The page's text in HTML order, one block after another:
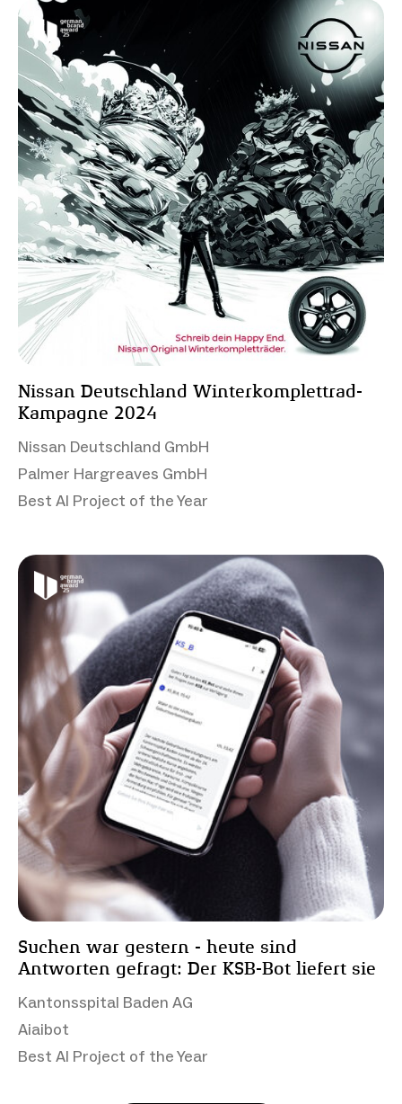
Nissan Deutschland Winterkomplettrad-
Kampagne 2024
Nissan Deutschland GmbH
Palmer Hargreaves GmbH
Best AI Project of the Year
Suchen war gestern - heute sind
Antworten gefragt: Der KSB-Bot liefert sie
Kantonsspital Baden AG
Aiaibot
Best AI Project of the Year